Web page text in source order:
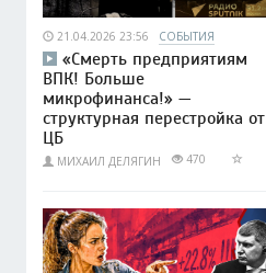
21.04.2026 23:56 СОБЫТИЯ
«Смерть предприятиям
ВПК! Больше
микрофинанса!» —
структурная перестройка от
ЦБ
МИХАИЛ ДЕЛЯГИН 470